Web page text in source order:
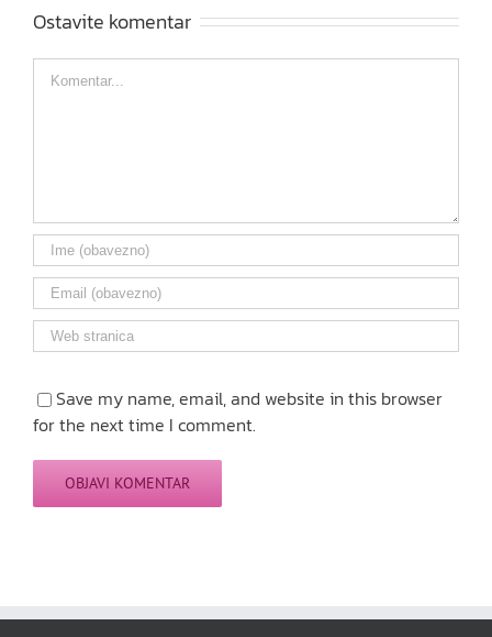
Ostavite komentar
Comment
Save my name, email, and website in this browser
for the next time I comment.